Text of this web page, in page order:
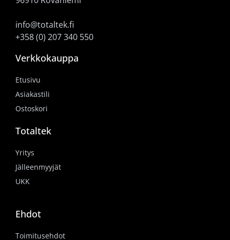
info@totaltek.fi
+358 (0) 207 340 550
Verkkokauppa
Etusivu
Asiakastili
Ostoskori
Totaltek
Yritys
Jälleenmyyjät
UKK
Ehdot
Toimitusehdot